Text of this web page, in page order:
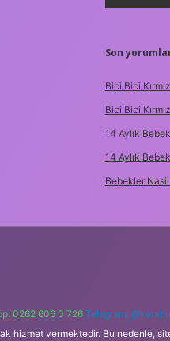
Son
Bici Bici
Bici Bici
14 Aylık
14 Aylık
Bebekler
0262 606 0 726 Telegram:
hizmet vermektedir. Bu nedenle,